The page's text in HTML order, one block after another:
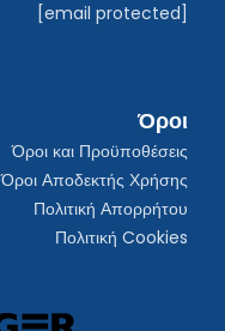
[email protected]
Όροι
Όροι και Προϋποθέσεις
Όροι Αποδεκτής Χρήσης
Πολιτική Απορρήτου
Πολιτική Cookies